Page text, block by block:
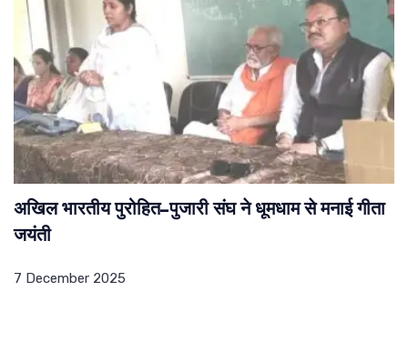
अखिल भारतीय पुरोहित–पुजारी संघ ने धूमधाम से मनाई गीता
जयंती
7 December 2025